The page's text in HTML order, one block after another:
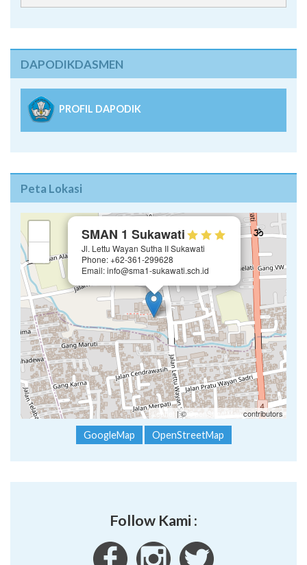
DAPODIKDASMEN
PROFIL DAPODIK
Peta Lokasi
SMAN 1 Sukawati
Jl. Lettu Wayan Sutha II Sukawati
Phone: +62-361-299628
Email: info@sma1-sukawati.sch.id
Leaflet | ©OpenStreetMap contributors
GoogleMap OpenStreetMap
Follow Kami :